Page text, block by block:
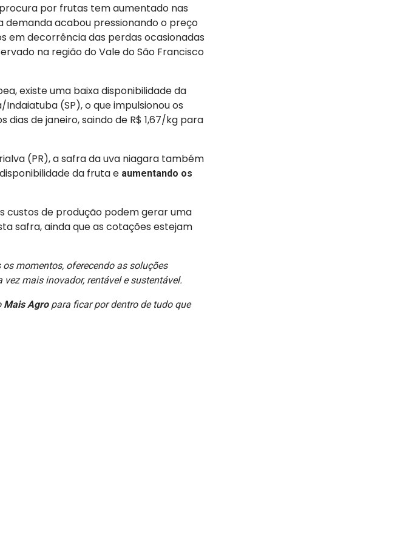
por frutas tem aumentado nas
demanda acabou pressionando o preço
em decorrência das perdas ocasionadas
na região do Vale do São Francisco
existe uma baixa disponibilidade da
(SP), o que impulsionou os
dias de janeiro, saindo de R$ 1,67/kg para
(PR), a safra da uva niagara também
da fruta e aumentando os
custos de produção podem gerar uma
safra, ainda que as cotações estejam
momentos, oferecendo as soluções
mais inovador, rentável e sustentável.
Mais Agro para ficar por dentro de tudo que